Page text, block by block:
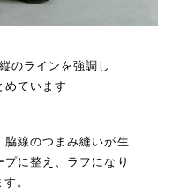
のラインを強調し
めています
線のつまみ縫いが生
に整え、ラフになり
。